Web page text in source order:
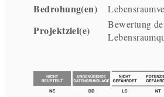
Bedrohung(en)
Projektziel(e)
Bewertung